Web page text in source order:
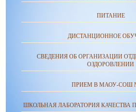
ПИТАНИЕ
ДИСТАНЦИОННОЕ
СВЕДЕНИЯ ОБ ОРГАНИЗАЦИИ
ОЗДОРОВЛЕНИИ
ПРИЕМ В МАОУ-СОШ
ШКОЛЬНАЯ ЛАБОРАТОРИЯ КАЧЕСТВА